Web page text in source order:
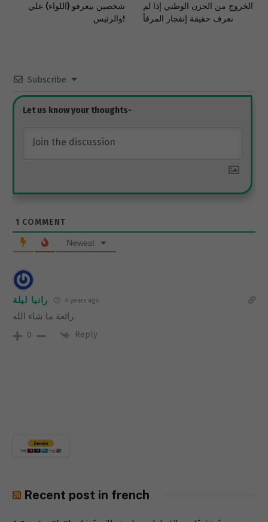
شخصين بيعرفو (اللواء) علي
والرئيس!
الخروج من الحزن الوطني إذا لم
نعرف حقيقة إنفجار المرفأ
Subscribe
1 COMMENT
Newest
رانيا ليلة 4 years ago
رائعة ما شاء الله
0 Reply
Recent post in french